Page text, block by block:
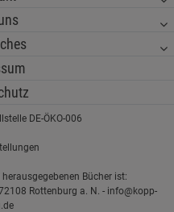
DE-ÖKO-006
Bücher ist:
Rottenburg a. N. - info@kopp-